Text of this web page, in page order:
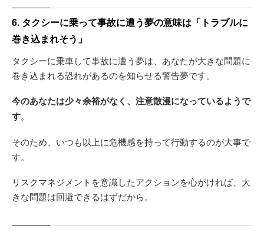
6. タクシーに乗って事故に遭う夢の意味は「トラブルに
巻き込まれそう」
タクシーに乗車して事故に遭う夢は、あなたが大きな問題に
巻き込まれる恐れがあるのを知らせる警告夢です。
今のあなたは少々余裕がなく、注意散漫になっているようで
す。
そのため、いつも以上に危機感を持って行動するのが大事で
す。
リスクマネジメントを意識したアクションを心がければ、大
きな問題は回避できるはずだから。